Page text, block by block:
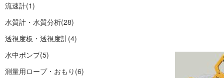
流速計(1)
水質計・水質分析(28)
透視度板・透視度計(4)
水中ポンプ(5)
測量用ロープ・おもり (6)